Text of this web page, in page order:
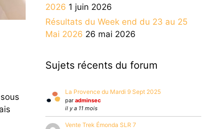
2026 1 juin 2026
Résultats du Week end du 23 au 25
Mai 2026 26 mai 2026
Sujets récents du forum
La Provence du Mardi 9 Sept 2025
par adminsec
il y a 11 mois
Vente Trek Émonda SLR 7